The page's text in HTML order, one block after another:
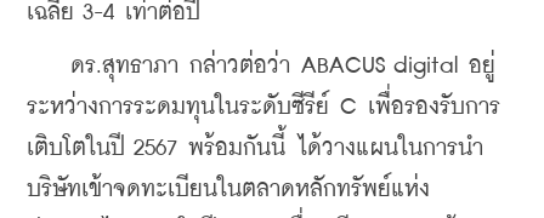
เฉลี่ย 3-4 เท่าต่อปี
ดร.สุทธาภา กล่าวต่อว่า ABACUS digital อยู่
ระหว่างการระดมทุนในระดับซีรีย์ C เพื่อรองรับการ
เติบโตในปี 2567 พร้อมกันนี้ ได้วางแผนในการนำ
บริษัทเข้าจดทะเบียนในตลาดหลักทรัพย์แห่ง